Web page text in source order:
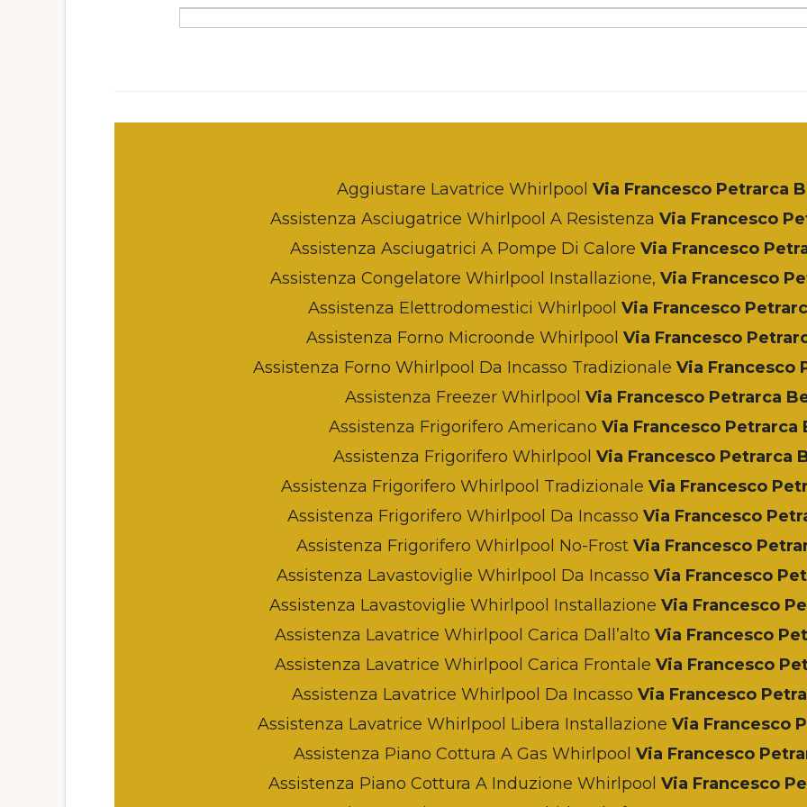
Aggiustare Lavatrice Whirlpool Via Francesco Petrarca
Assistenza Asciugatrice Whirlpool A Resistenza Via Francesco
Assistenza Asciugatrici A Pompe Di Calore Via Francesco
Assistenza Congelatore Whirlpool Installazione, Via Francesco
Assistenza Elettrodomestici Whirlpool Via Francesco
Assistenza Forno Microonde Whirlpool Via Francesco
Assistenza Forno Whirlpool Da Incasso Tradizionale Via Francesco
Assistenza Freezer Whirlpool Via Francesco Petrarca
Assistenza Frigorifero Americano Via Francesco Petrarca
Assistenza Frigorifero Whirlpool Via Francesco Petrarca
Assistenza Frigorifero Whirlpool Tradizionale Via Francesco
Assistenza Frigorifero Whirlpool Da Incasso Via Francesco
Assistenza Frigorifero Whirlpool No-Frost Via Francesco
Assistenza Lavastoviglie Whirlpool Da Incasso Via Francesco
Assistenza Lavastoviglie Whirlpool Installazione Via Francesco
Assistenza Lavatrice Whirlpool Carica Dall’alto Via Francesco
Assistenza Lavatrice Whirlpool Carica Frontale Via Francesco
Assistenza Lavatrice Whirlpool Da Incasso Via Francesco
Assistenza Lavatrice Whirlpool Libera Installazione Via Francesco
Assistenza Piano Cottura A Gas Whirlpool Via Francesco
Assistenza Piano Cottura A Induzione Whirlpool Via Francesco